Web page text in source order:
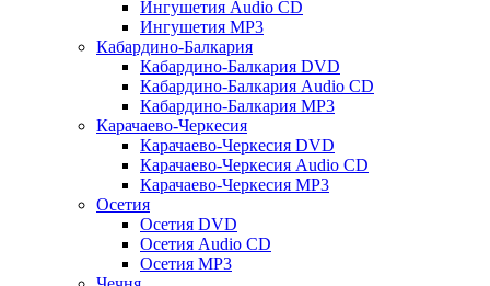
Ингушетия Audio CD
Ингушетия MP3
Кабардино-Балкария
Кабардино-Балкария DVD
Кабардино-Балкария Audio CD
Кабардино-Балкария MP3
Карачаево-Черкесия
Карачаево-Черкесия DVD
Карачаево-Черкесия Audio CD
Карачаево-Черкесия MP3
Осетия
Осетия DVD
Осетия Audio CD
Осетия MP3